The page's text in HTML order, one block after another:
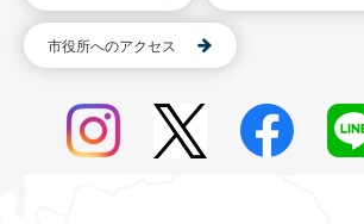
市役所へのアクセス